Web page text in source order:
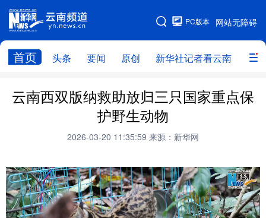
网站无障碍
PC版本
首页 头条 要闻 原创 新华社记者看云南 政务
网站地图
头条 云南要闻 本网原创
政务
云南省领导报道集
教育
州市
社会
图片
经济 服务 云南故事
云南西双版纳救助放归三只国家重点保
护野生动物
2026-03-20 11:35:59 来源：新华网